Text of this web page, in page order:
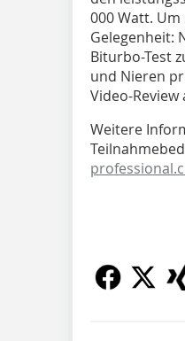
000 Watt.
Gelegenheit:
Biturbo-Test
und Nieren
Video-
Weitere